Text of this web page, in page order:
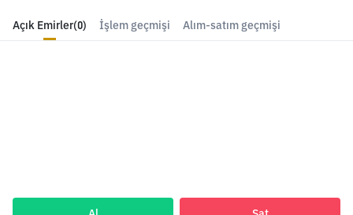
Açık Emirler(0) İşlem geçmişi Alım-satım geçmişi